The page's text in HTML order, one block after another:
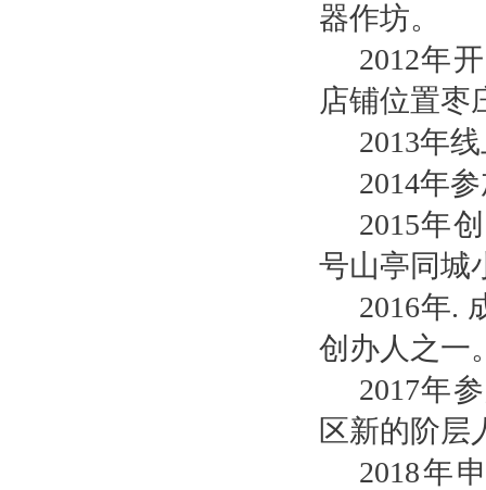
器作坊。
2012年
店铺位置枣
2013年
2014年
2015年
号山亭同城
2016年.
创办人之一
2017年
区新的阶层
2018年